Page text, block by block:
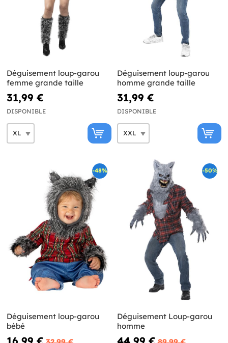
Déguisement loup-garou
femme grande taille
31,99 €
DISPONIBLE
Déguisement loup-garou
homme grande taille
31,99 €
DISPONIBLE
-48%
Déguisement loup-garou
bébé
-50%
Déguisement Loup-garou
homme